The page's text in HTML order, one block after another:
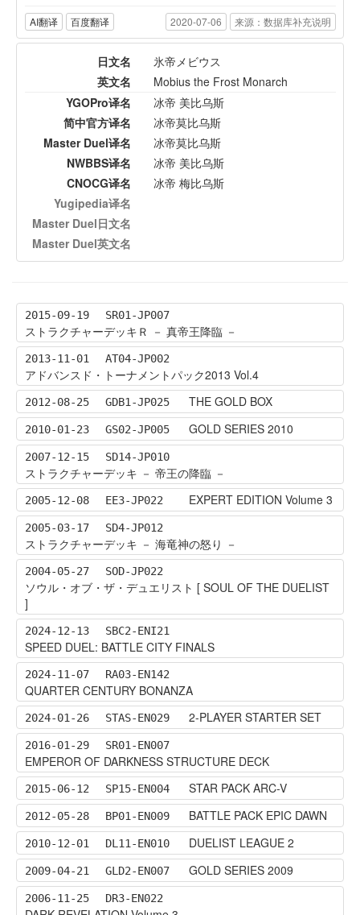
AI翻译 百度翻译 2020-07-06 来源：数据库补充说明
日文名
氷帝メビウス
英文名
Mobius the Frost Monarch
YGOPro译名
冰帝 美比乌斯
简中官方译名
冰帝莫比乌斯
Master Duel译名
冰帝莫比乌斯
NWBBS译名
冰帝 美比乌斯
CNOCG译名
冰帝 梅比乌斯
Yugipedia译名
Master Duel日文名
Master Duel英文名
2015-09-19 SR01-JP007
ストラクチャーデッキＲ － 真帝王降臨 －
2013-11-01 AT04-JP002
アドバンスド・トーナメントパック2013 Vol.4
2012-08-25 GDB1-JP025 THE GOLD BOX
2010-01-23 GS02-JP005 GOLD SERIES 2010
2007-12-15 SD14-JP010
ストラクチャーデッキ － 帝王の降臨 －
2005-12-08 EE3-JP022 EXPERT EDITION Volume 3
2005-03-17 SD4-JP012
ストラクチャーデッキ － 海竜神の怒り －
2004-05-27 SOD-JP022
ソウル・オブ・ザ・デュエリスト [ SOUL OF THE DUELIST
]
2024-12-13 SBC2-ENI21
SPEED DUEL: BATTLE CITY FINALS
2024-11-07 RA03-EN142
QUARTER CENTURY BONANZA
2024-01-26 STAS-EN029 2-PLAYER STARTER SET
2016-01-29 SR01-EN007
EMPEROR OF DARKNESS STRUCTURE DECK
2015-06-12 SP15-EN004 STAR PACK ARC-V
2012-05-28 BP01-EN009 BATTLE PACK EPIC DAWN
2010-12-01 DL11-EN010 DUELIST LEAGUE 2
2009-04-21 GLD2-EN007 GOLD SERIES 2009
2006-11-25 DR3-EN022